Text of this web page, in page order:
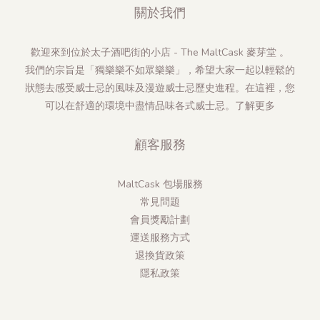
關於我們
歡迎來到位於太子酒吧街的小店 - The MaltCask 麥芽堂 。
我們的宗旨是「獨樂樂不如眾樂樂」，希望大家一起以輕鬆的
狀態去感受威士忌的風味及漫遊威士忌歷史進程。在這裡，您
可以在舒適的環境中盡情品味各式威士忌。 了解更多
顧客服務
MaltCask 包場服務
常見問題
會員獎勵計劃
運送服務方式
退換貨政策
隱私政策